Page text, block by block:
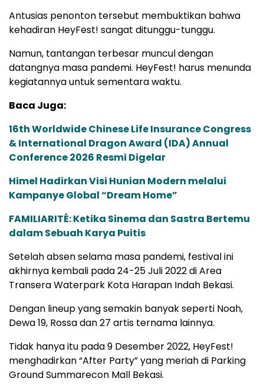
Antusias penonton tersebut membuktikan bahwa
kehadiran HeyFest! sangat ditunggu-tunggu.
Namun, tantangan terbesar muncul dengan
datangnya masa pandemi. HeyFest! harus menunda
kegiatannya untuk sementara waktu.
Baca Juga:
16th Worldwide Chinese Life Insurance Congress
& International Dragon Award (IDA) Annual
Conference 2026 Resmi Digelar
Himel Hadirkan Visi Hunian Modern melalui
Kampanye Global “Dream Home”
FAMILIARITÉ: Ketika Sinema dan Sastra Bertemu
dalam Sebuah Karya Puitis
Setelah absen selama masa pandemi, festival ini
akhirnya kembali pada 24-25 Juli 2022 di Area
Transera Waterpark Kota Harapan Indah Bekasi.
Dengan lineup yang semakin banyak seperti Noah,
Dewa 19, Rossa dan 27 artis ternama lainnya.
Tidak hanya itu pada 9 Desember 2022, HeyFest!
menghadirkan “After Party” yang meriah di Parking
Ground Summarecon Mall Bekasi.